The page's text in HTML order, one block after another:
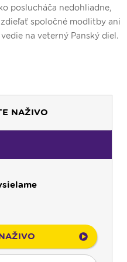
poslucháča nedohliadne,
spoločné modlitby ani
na veterný Panský diel.
NAŽIVO